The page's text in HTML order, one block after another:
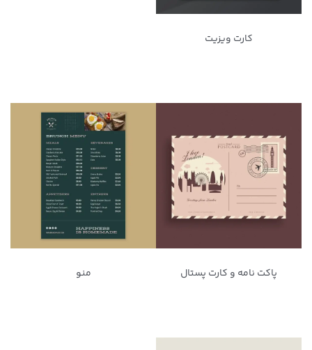
کارت ویزیت
پاکت نامه و کارت پستال منو